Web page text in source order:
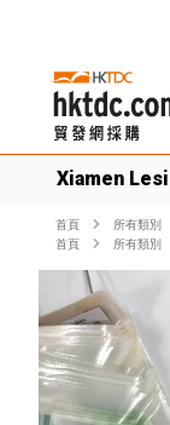
Xiamen
首頁 所有類別
首頁
所有類別